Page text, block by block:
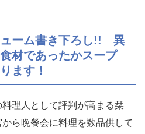
ーム書き下ろし!! 異
材であったかスープ
ます！
料理人として評判が高まる栞
から晩餐会に料理を数品供して